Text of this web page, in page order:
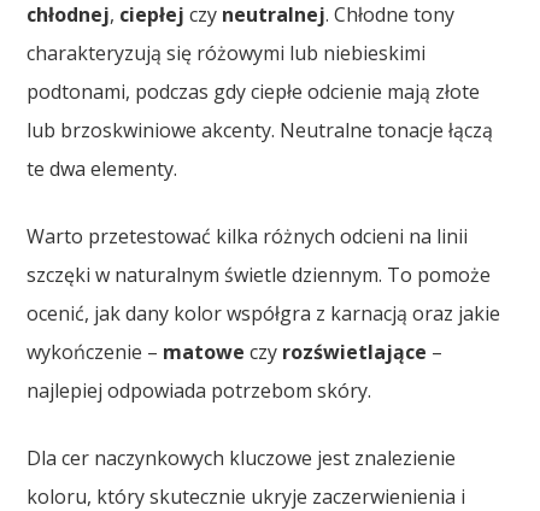
chłodnej, ciepłej czy neutralnej. Chłodne tony
charakteryzują się różowymi lub niebieskimi
podtonami, podczas gdy ciepłe odcienie mają złote
lub brzoskwiniowe akcenty. Neutralne tonacje łączą
te dwa elementy.
Warto przetestować kilka różnych odcieni na linii
szczęki w naturalnym świetle dziennym. To pomoże
ocenić, jak dany kolor współgra z karnacją oraz jakie
wykończenie – matowe czy rozświetlające –
najlepiej odpowiada potrzebom skóry.
Dla cer naczynkowych kluczowe jest znalezienie
koloru, który skutecznie ukryje zaczerwienienia i